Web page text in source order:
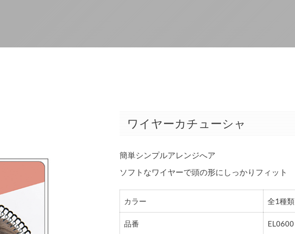
ワイヤーカチューシャ
簡単シンプルアレンジへア
ソフトなワイヤーで頭の形にしっかりフィット
カラー 全1種類
品番 EL0600